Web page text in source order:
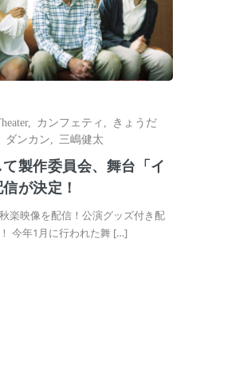
, カンフェティ
きょうだ
ダンカン 三嶋健太
製作委員会、舞台「イ
が決定！
楽映像を配信！公演グッズ付き配
今年1月に行われた舞 […]